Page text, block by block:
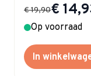
Special
€
€ 19,90
Op voorraad
In